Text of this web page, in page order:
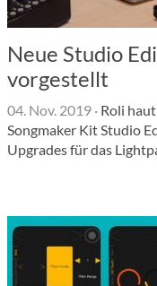
Neue Studio
vorgestellt
04. Nov. 2019 · Roli
Songmaker Kit Studio
Upgrades für das